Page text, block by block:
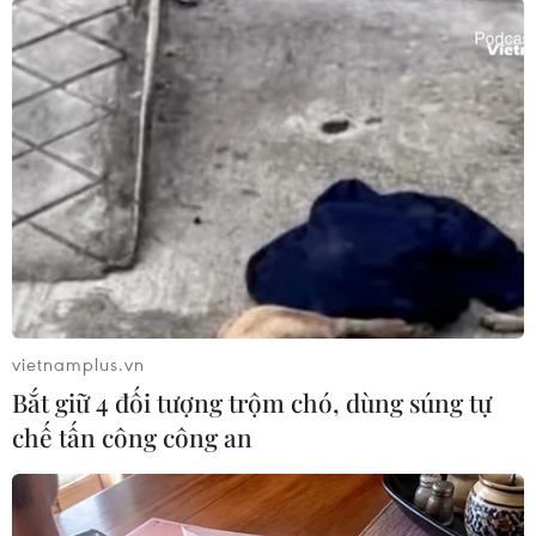
Tuyển Việt Nam tiếp tục giữ ngôi số một
Đông Nam Á
11/04/2014 08:35
Đội tuyển bóng đá Việt Nam đã tăng 9 bậc so với tháng
trước và tiếp tục giữ vị trí số một ở khu vực Đông Nam
Á.
vietnamplus.vn
Bắt giữ 4 đối tượng trộm chó, dùng súng tự
chế tấn công công an